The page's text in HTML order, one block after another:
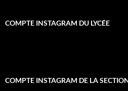
COMPTE INSTAGRAM DU LYCÉE
COMPTE INSTAGRAM DE LA